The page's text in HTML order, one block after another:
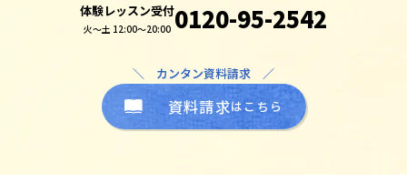
体験レッスン受付
火～土 12:00～20:00 0120-95-2542
＼ カンタン資料請求 ／
資料請求はこちら